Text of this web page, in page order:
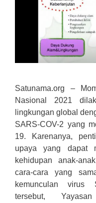
Satunama.org –
Nasional 2021
lingkungan global
SARS-COV-2 yang
19. Karenanya,
upaya yang dapat
kehidupan anak-
cara-cara yang
kemunculan virus
tersebut,